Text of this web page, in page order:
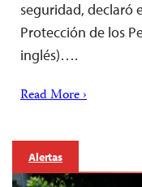
seguridad, declaró
Protección de los
inglés)….
Read More ›
Alertas